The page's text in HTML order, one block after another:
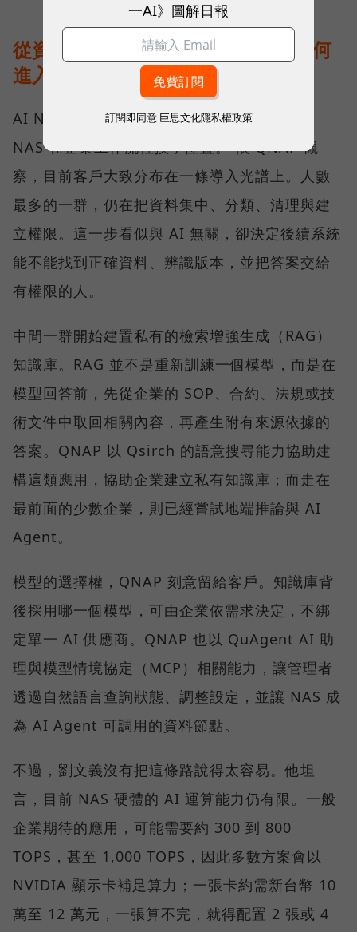
從資料治理到地端推論：AI NAS 如何
進入企業工作流？
AI NAS 不是「多了 AI 功能的 NAS」，而是
NAS 在企業工作流裡換了位置。 依 QNAP 觀
察，目前客戶大致分布在一條導入光譜上。人數
最多的一群，仍在把資料集中、分類、清理與建
立權限。這一步看似與 AI 無關，卻決定後續系統
能不能找到正確資料、辨識版本，並把答案交給
有權限的人。
中間一群開始建置私有的檢索增強生成（RAG）
知識庫。RAG 並不是重新訓練一個模型，而是在
模型回答前，先從企業的 SOP、合約、法規或技
術文件中取回相關內容，再產生附有來源依據的
答案。QNAP 以 Qsirch 的語意搜尋能力協助建
構這類應用，協助企業建立私有知識庫；而走在
最前面的少數企業，則已經嘗試地端推論與 AI
Agent。
模型的選擇權，QNAP 刻意留給客戶。知識庫背
後採用哪一個模型，可由企業依需求決定，不綁
定單一 AI 供應商。QNAP 也以 QuAgent AI 助
理與模型情境協定（MCP）相關能力，讓管理者
透過自然語言查詢狀態、調整設定，並讓 NAS 成
為 AI Agent 可調用的資料節點。
不過，劉文義沒有把這條路說得太容易。他坦
言，目前 NAS 硬體的 AI 運算能力仍有限。一般
企業期待的應用，可能需要約 300 到 800
TOPS，甚至 1,000 TOPS，因此多數方案會以
NVIDIA 顯示卡補足算力；一張卡約需新台幣 10
萬至 12 萬元，一張算不完，就得配置 2 張或 4
一AI》圖解日報
訂閱即同意 巨思文化隱私權政策